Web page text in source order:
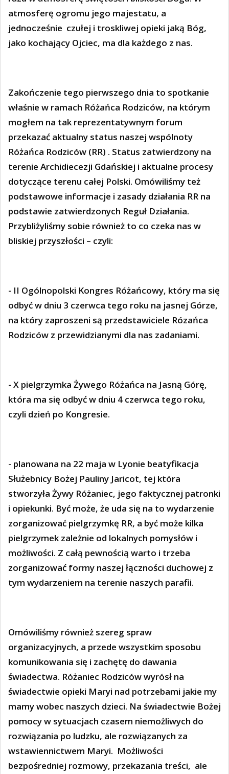
atmosferę ogromu jego majestatu, a
jednocześnie czułej i troskliwej opieki jaką Bóg,
jako kochający Ojciec, ma dla każdego z nas.
Zakończenie tego pierwszego dnia to spotkanie
właśnie w ramach Różańca Rodziców, na którym
mogłem na tak reprezentatywnym forum
przekazać aktualny status naszej wspólnoty
Różańca Rodziców (RR) . Status zatwierdzony na
terenie Archidiecezji Gdańskiej i aktualne procesy
dotyczące terenu całej Polski. Omówiliśmy też
podstawowe informacje i zasady działania RR na
podstawie zatwierdzonych Reguł Działania.
Przybliżyliśmy sobie również to co czeka nas w
bliskiej przyszłości – czyli:
- II Ogólnopolski Kongres Różańcowy, który ma się
odbyć w dniu 3 czerwca tego roku na jasnej Górze,
na który zaproszeni są przedstawiciele Rózańca
Rodziców z przewidzianymi dla nas zadaniami.
- X pielgrzymka Żywego Różańca na Jasną Górę,
która ma się odbyć w dniu 4 czerwca tego roku,
czyli dzień po Kongresie.
- planowana na 22 maja w Lyonie beatyfikacja
Służebnicy Bożej Pauliny Jaricot, tej która
stworzyła Żywy Różaniec, jego faktycznej patronki
i opiekunki. Być może, że uda się na to wydarzenie
zorganizować pielgrzymkę RR, a być może kilka
pielgrzymek zależnie od lokalnych pomysłów i
możliwości. Z całą pewnością warto i trzeba
zorganizować formy naszej łączności duchowej z
tym wydarzeniem na terenie naszych parafii.
Omówiliśmy również szereg spraw
organizacyjnych, a przede wszystkim sposobu
komunikowania się i zachętę do dawania
świadectwa. Różaniec Rodziców wyrósł na
świadectwie opieki Maryi nad potrzebami jakie my
mamy wobec naszych dzieci. Na świadectwie Bożej
pomocy w sytuacjach czasem niemożliwych do
rozwiązania po ludzku, ale rozwiązanych za
wstawiennictwem Maryi. Możliwości
bezpośredniej rozmowy, przekazania treści, ale